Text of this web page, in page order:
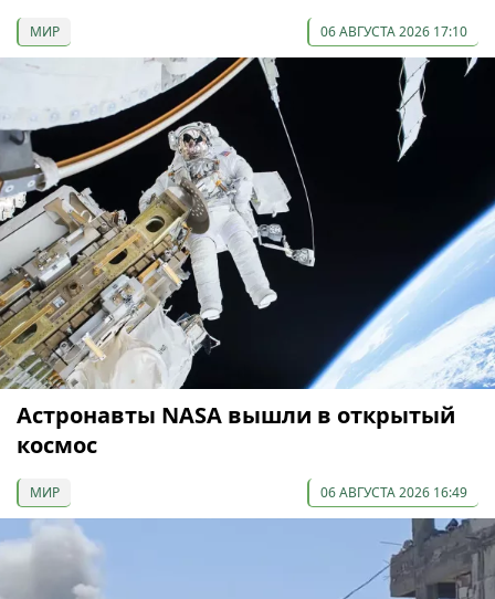
МИР 06 АВГУСТА 2026 17:10
Астронавты NASA вышли в открытый
космос
МИР 06 АВГУСТА 2026 16:49